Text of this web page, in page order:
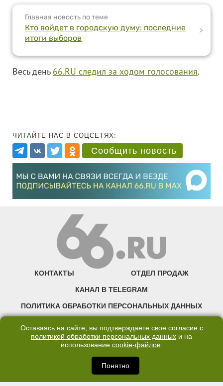
Главная новость по теме
Кто войдет в городскую думу: последние
итоги выборов
>
Весь день 66.RU следил за ходом голосования.
ЧИТАЙТЕ НАС В СОЦСЕТЯХ:
Сообщить новость
КОНТАКТЫ ОТДЕЛ ПРОДАЖ
КАНАЛ В TELEGRAM
ПОЛИТИКА ОБРАБОТКИ ПЕРСОНАЛЬНЫХ ДАННЫХ
©2007—2025 66.RU. Воспроизведение, сообщение, доведение до всеобщего
правообладателя запрещено. Сетевое издание «Современный портал
Екатеринбурга — «66.ru» (18+) зарегистрировано Федеральной службой по
надзору в сфере связи, информационных технологий и массовых коммуникаций
(Роскомнадзор). Регистрационный номер ЭЛ № ФС 77 - 76634 от 02.09.2019
Оставаясь на сайте, вы подтверждаете свое согласие с
политикой обработки персональных данных и на
использование cookie-файлов.
Понятно